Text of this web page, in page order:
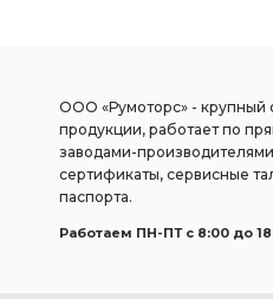
ООО «Румоторс» - крупный
продукции, работает по
заводами-
сертификаты, сервисные
паспорта.
Работаем ПН-ПТ c 8:00 до